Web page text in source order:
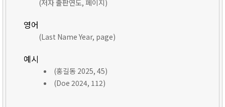
(저자 출판연도, 페이지)
영어
(Last Name Year, page)
예시
(홍길동 2025, 45)
(Doe 2024, 112)